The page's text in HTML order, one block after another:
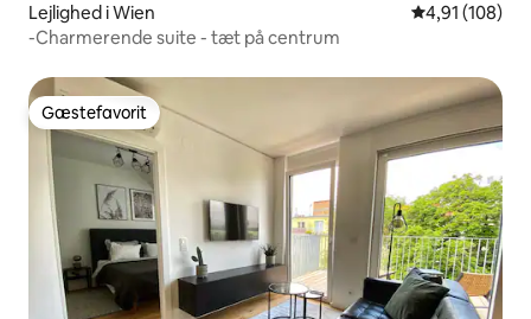
Lejlighed i Wien 4,91 ud af 5 i
4,91 (108)
-Charmerende suite - tæt på centrum
Gæstefavorit
Gæstefavorit